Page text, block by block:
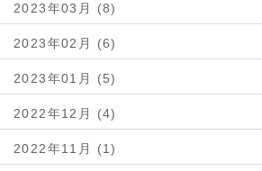
2023年03月 (8)
2023年02月 (6)
2023年01月 (5)
2022年12月 (4)
2022年11月 (1)